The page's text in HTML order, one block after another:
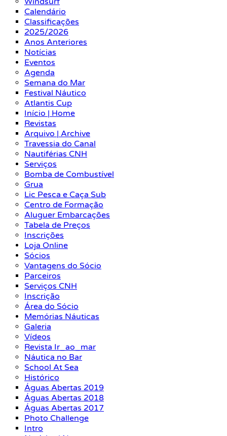
Calendário
Classificações
2025/2026
Anos Anteriores
Notícias
Eventos
Agenda
Semana do Mar
Festival Náutico
Atlantis Cup
Início | Home
Revistas
Arquivo | Archive
Travessia do Canal
Nautiférias CNH
Serviços
Bomba de Combustível
Grua
Lic Pesca e Caça Sub
Centro de Formação
Aluguer Embarcações
Tabela de Preços
Inscrições
Loja Online
Sócios
Vantagens do Sócio
Parceiros
Serviços CNH
Inscrição
Área do Sócio
Memórias Náuticas
Galeria
Vídeos
Revista Ir_ao_mar
Náutica no Bar
School At Sea
Histórico
Águas Abertas 2019
Águas Abertas 2018
Águas Abertas 2017
Photo Challenge
Intro